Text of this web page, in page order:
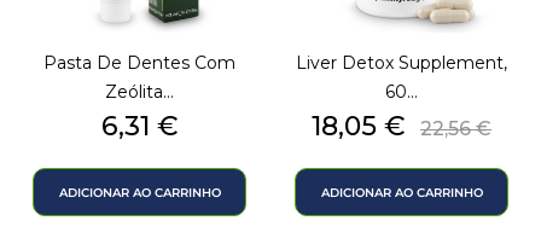
Pasta De Dentes Com
Zeólita...
Preço
6,31 €
ADICIONAR AO CARRINHO
Liver Detox Supplement,
60...
Preço
18,05 € Preço
22,56 €
ADICIONAR AO CARRINHO